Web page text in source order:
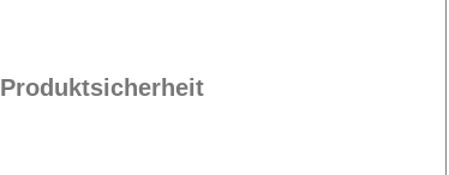
Produktsicherheit